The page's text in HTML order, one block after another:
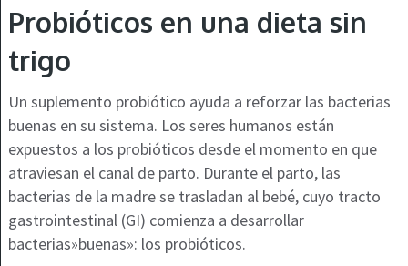
Probióticos en una dieta sin
trigo
Un suplemento probiótico ayuda a reforzar las bacterias
buenas en su sistema. Los seres humanos están
expuestos a los probióticos desde el momento en que
atraviesan el canal de parto. Durante el parto, las
bacterias de la madre se trasladan al bebé, cuyo tracto
gastrointestinal (GI) comienza a desarrollar
bacterias»buenas»: los probióticos.